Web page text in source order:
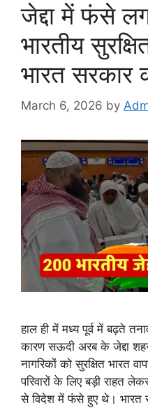
जेद्दा में फंसे
भारतीय
भारत सरकार
March 6, 2026 by
हाल ही में मध्य पूर्व में बढ़ते
कारण सऊदी अरब के जेद्दा
नागरिकों को सुरक्षित भारत
परिवारों के लिए बड़ी राहत
से विदेश में फंसे हुए थे। भारत